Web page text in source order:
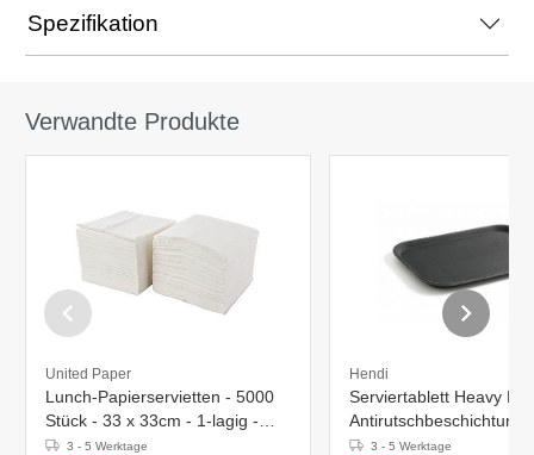
Spezifikation
Verwandte Produkte
United Paper
Lunch-Papierservietten - 5000
Stück - 33 x 33cm - 1-lagig -
Weiß3 - 5 Werktage
Hendi
Serviertablett Heavy
Antirutschbeschichtung -
Bruchfest - 530x325mm
3 - 5 Werktage